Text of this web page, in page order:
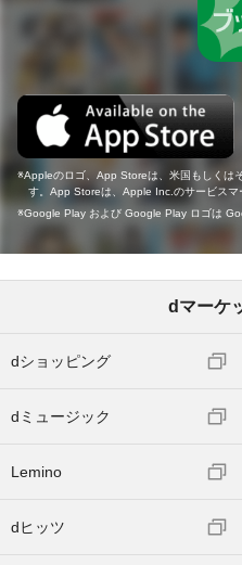
Appleのロゴ、App Storeは、米国もしくは
す。App Storeは、Apple Inc.のサービスマ
Google Play および Google Play ロゴは
dマーケ
dショッピング
dミュージック
Lemino
dヒッツ